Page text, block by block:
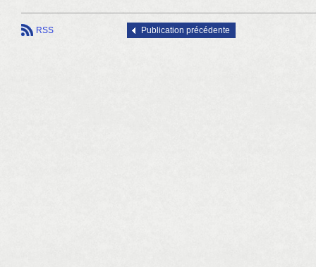
RSS Publication précédente